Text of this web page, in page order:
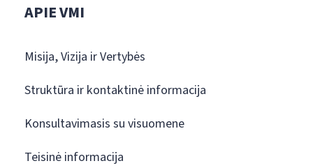
APIE VMI
Misija, Vizija ir Vertybės
Struktūra ir kontaktinė informacija
Konsultavimasis su visuomene
Teisinė informacija